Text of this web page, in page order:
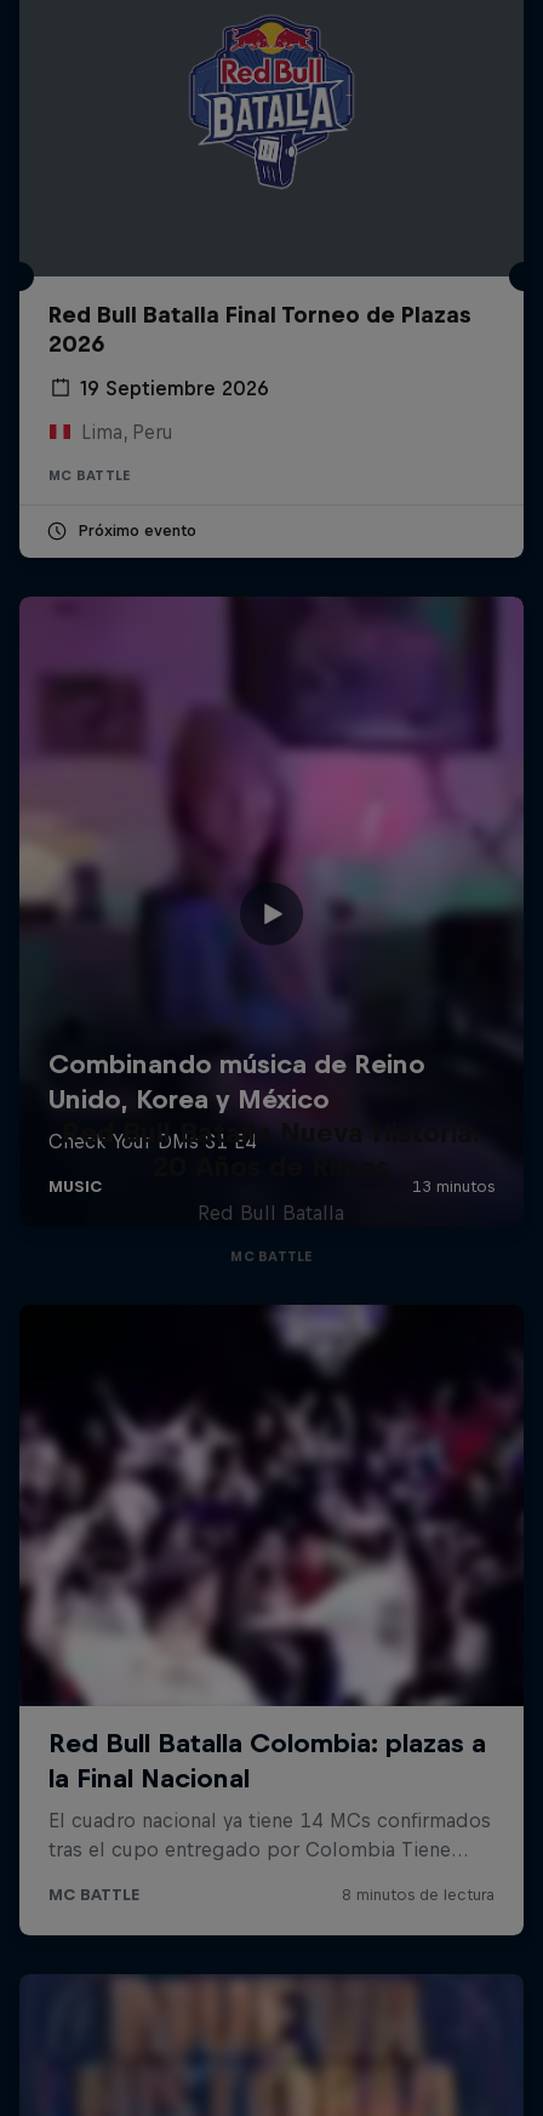
Red Bull Batalla Final Torneo de Plazas
2026
19 Septiembre 2026
Lima, Peru
MC BATTLE
Próximo evento
Red Bull Batalla Nueva Historia:
Red Bull Batalla
MC BATTLE